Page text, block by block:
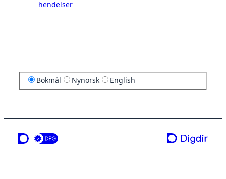
hendelser
Bokmål Nynorsk English